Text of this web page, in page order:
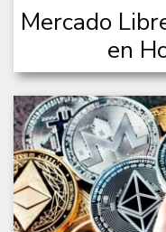
Mercado
en